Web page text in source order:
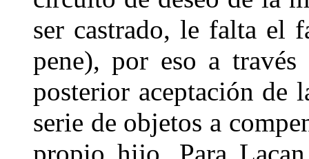
ser castrado, le falta el
pene), por eso a
posterior aceptación de
serie de objetos a
propio hijo. Para